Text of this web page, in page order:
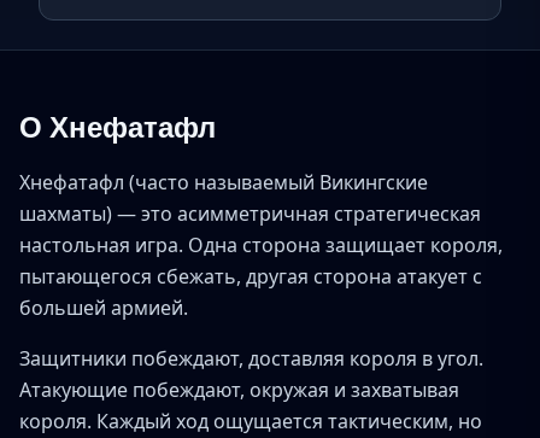
О Хнефатафл
Хнефатафл (часто называемый Викингские
шахматы) — это асимметричная стратегическая
настольная игра. Одна сторона защищает короля,
пытающегося сбежать, другая сторона атакует с
большей армией.
Защитники побеждают, доставляя короля в угол.
Атакующие побеждают, окружая и захватывая
короля. Каждый ход ощущается тактическим, но